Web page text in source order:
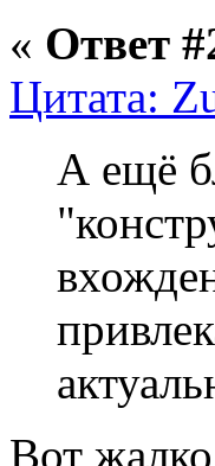
« Ответ
Цитата:
А ещё
Вот